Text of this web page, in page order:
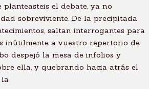
planteasteis el debate, ya no
sobreviviente. De la precipitada
saltan interrogantes para
inútilmente a vuestro repertorio de
despejó la mesa de infolios y
ella, y quebrando hacia atrás el